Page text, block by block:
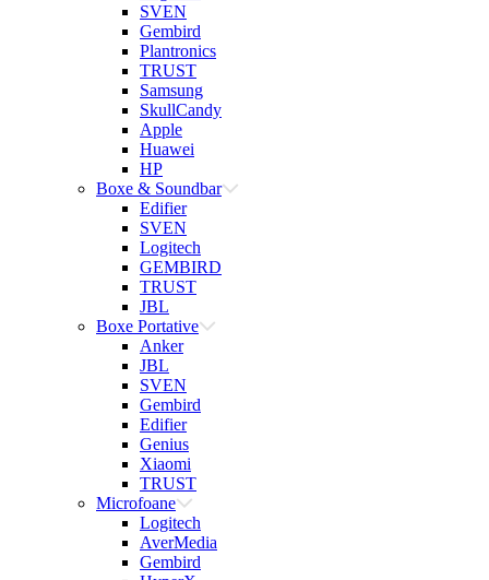
SVEN
Gembird
Plantronics
TRUST
Samsung
SkullCandy
Apple
Huawei
HP
Boxe & Soundbar
Edifier
SVEN
Logitech
GEMBIRD
TRUST
JBL
Boxe Portative
Anker
JBL
SVEN
Gembird
Edifier
Genius
Xiaomi
TRUST
Microfoane
Logitech
AverMedia
Gembird